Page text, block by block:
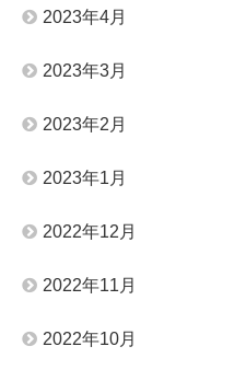
2023年4月
2023年3月
2023年2月
2023年1月
2022年12月
2022年11月
2022年10月